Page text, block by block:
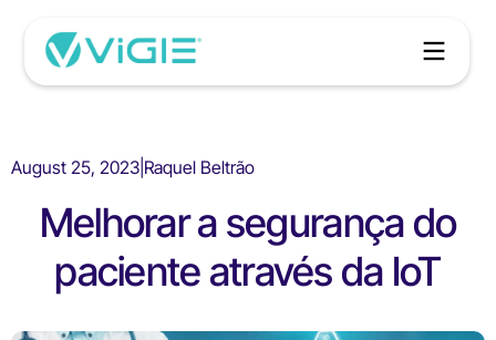
August 25, 2023 Raquel Beltrão
Melhorar a segurança do
paciente através da IoT